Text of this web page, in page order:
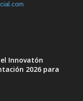
Innovatón
2026 para